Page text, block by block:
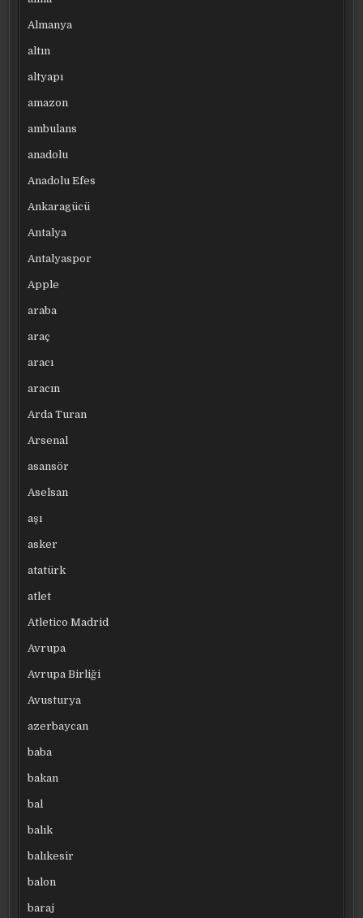
Almanya
altın
altyapı
amazon
ambulans
anadolu
Anadolu Efes
Ankaragücü
Antalya
Antalyaspor
Apple
araba
araç
aracı
aracın
Arda Turan
Arsenal
asansör
Aselsan
aşı
asker
atatürk
atlet
Atletico Madrid
Avrupa
Avrupa Birliği
Avusturya
azerbaycan
baba
bakan
bal
balık
balıkesir
balon
baraj